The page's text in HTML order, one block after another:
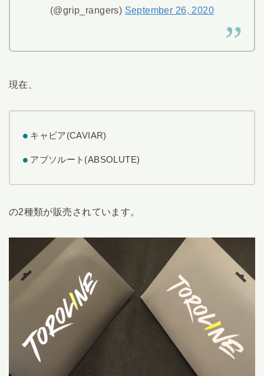
(@grip_rangers) September 26, 2020
現在、
キャビア(CAVIAR)
アブソルート(ABSOLUTE)
の2種類が販売されています。